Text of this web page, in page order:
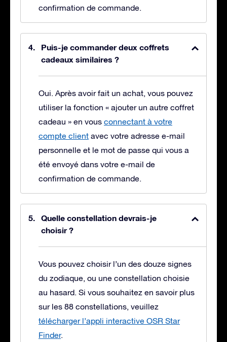
confirmation de commande.
Puis-je commander deux coffrets
cadeaux similaires ?
Oui. Après avoir fait un achat, vous pouvez
utiliser la fonction « ajouter un autre coffret
cadeau » en vous connectant à votre
compte client avec votre adresse e-mail
personnelle et le mot de passe qui vous a
été envoyé dans votre e-mail de
confirmation de commande.
Quelle constellation devrais-je
choisir ?
Vous pouvez choisir l’un des douze signes
du zodiaque, ou une constellation choisie
au hasard. Si vous souhaitez en savoir plus
sur les 88 constellations, veuillez
télécharger l’appli interactive OSR Star
Finder.